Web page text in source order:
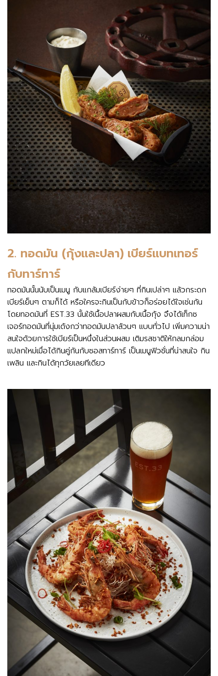
2. ทอดมัน (กุ้งและปลา) เบียร์แบทเทอร์
กับทาร์ทาร์
ทอดมันนั้นนับเป็นเมนู กับแกล้มเบียร์ง่ายๆ ที่กินเปล่าๆ แล้วกระดก
เบียร์เย็นๆ ตามก็ได้ หรือใครจะกินเป็นกับข้าวก็อร่อยได้ใจเช่นกัน
โดยทอดมันที่ EST.33 นั้นใช้เนื้อปลาผสมกับเนื้อกุ้ง จึงได้เท็กซ
เจอร์ทอดมันที่นุ่มเด้งกว่าทอดมันปลาล้วนๆ แบบทั่วไป เพิ่มความน่า
สนใจด้วยการใช้เบียร์เป็นหนึ่งในส่วนผสม เติมรสชาติให้กลมกล่อม
แปลกใหม่เมื่อได้กินคู่กันกับซอสทาร์ทาร์ เป็นเมนูฟิวชั่นที่น่าสนใจ กิน
เพลิน และกินได้ทุกวัยเลยทีเดียว